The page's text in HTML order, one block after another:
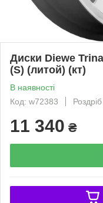
Диски Diewe
(S) (литой) (кт)
В наявності
Код: w72383
Роздріб
11 340 ₴